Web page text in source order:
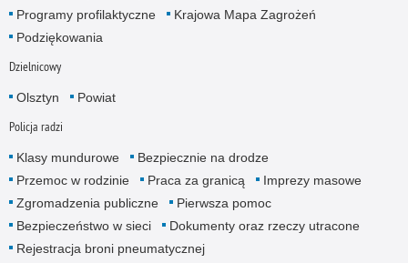
Programy profilaktyczne
Krajowa Mapa Zagrożeń
Podziękowania
Dzielnicowy
Olsztyn Powiat
Policja radzi
Klasy mundurowe
Bezpiecznie na drodze
Przemoc w rodzinie
Praca za granicą
Imprezy masowe
Zgromadzenia publiczne
Pierwsza pomoc
Bezpieczeństwo w sieci
Dokumenty oraz rzeczy utracone
Rejestracja broni pneumatycznej